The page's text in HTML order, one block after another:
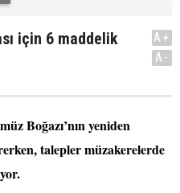
için 6 maddelik
A+
A-
Boğazı’nın yeniden
talepler müzakerelerde